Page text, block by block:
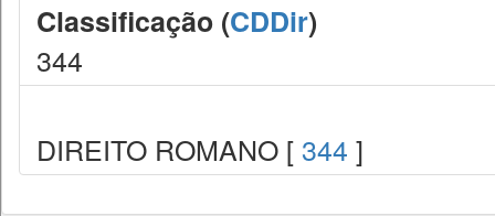
Classificação (CDDir)
344
DIREITO ROMANO [ 344 ]